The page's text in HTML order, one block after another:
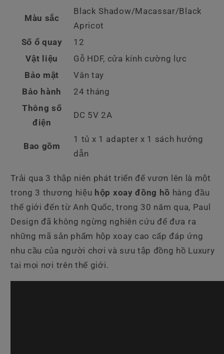
Màu sắc
Black Shadow/Macassar/Black
Apricot
Số ổ quay
12
Vật liệu
Gỗ HDF, cửa kính cường lực
Bảo mật
Vân tay
Bảo hành
24 tháng
Thông số
điện
DC 5V 2A
Bao gồm
1 tủ x 1 adapter x 1 sách hướng
dẫn
Trải qua 3 thập niên phát triển để vươn lên là một
trong 3 thương hiệu hộp xoay đồng hồ hàng đầu
thế giới đến từ Anh Quốc, trong 30 năm qua, Paul
Design đã không ngừng nghiên cứu để đưa ra
những mã sản phẩm hộp xoay cao cấp đáp ứng
nhu cầu của người chơi và sưu tập đồng hồ Luxury
tại mọi nơi trên thế giới.